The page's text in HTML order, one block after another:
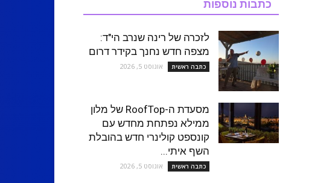
כתבות נוספות
לזכרה של רינה שנרב הי"ד:
מצפה חדש נחנך בקידר דרום
כתבה ראשית אוגוסט 5, 2026
מסעדת ה-RoofTop של מלון
ממילא נפתחת מחדש עם
קונספט קולינרי חדש בהובלת
השף איתי...
כתבה ראשית אוגוסט 5, 2026